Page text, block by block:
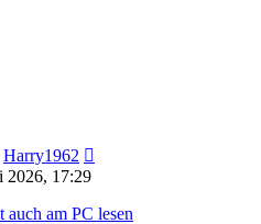
Harry1962
2026, 17:29
am PC lesen